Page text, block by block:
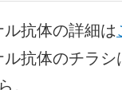
抗体の詳細は
抗体のチラシ
。